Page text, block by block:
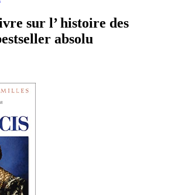
sur l’ histoire des
absolu